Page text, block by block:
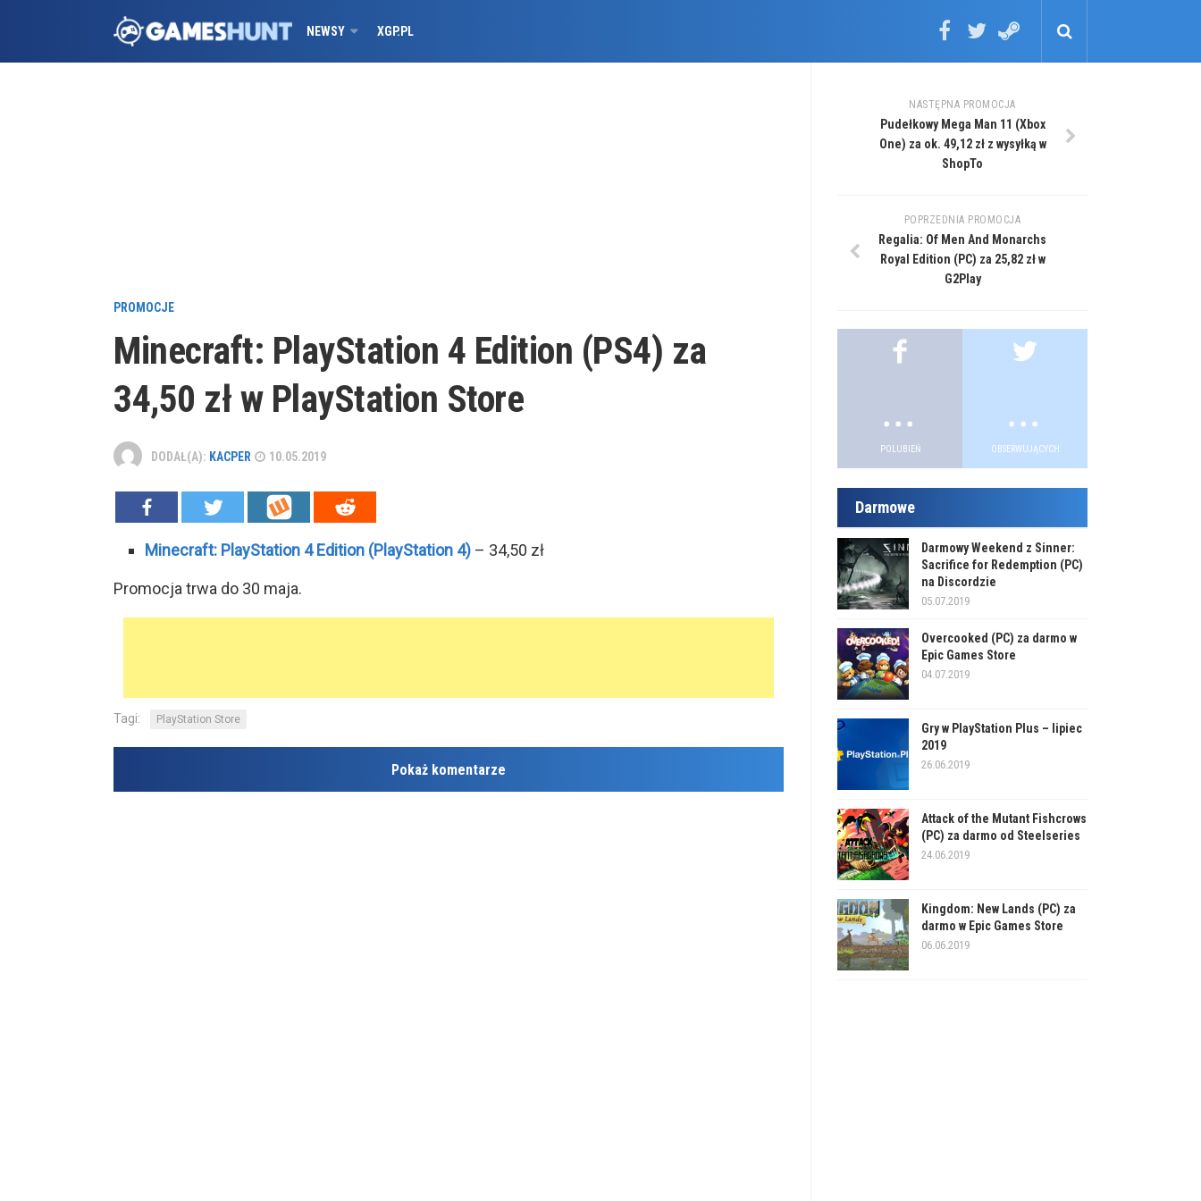
NEWSY XGP.PL
PROMOCJE
Minecraft: PlayStation 4 Edition (PS4) za
34,50 zł w PlayStation Store
DODAŁ(A): KACPER 10.05.2019
Minecraft: PlayStation 4 Edition (PlayStation 4) – 34,50 zł
Promocja trwa do 30 maja.
Tagi: PlayStation Store
Pokaż komentarze
NASTĘPNA PROMOCJA
Pudełkowy Mega Man 11 (Xbox
One) za ok. 49,12 zł z wysyłką w
ShopTo
POPRZEDNIA PROMOCJA
Regalia: Of Men And Monarchs
Royal Edition (PC) za 25,82 zł w
G2Play
..
POLUBIEŃ
..
OBSERWUJĄCYCH
Darmowe
Darmowy Weekend z Sinner:
Sacrifice for Redemption (PC)
na Discordzie
05.07.2019
Overcooked (PC) za darmo w
Epic Games Store
04.07.2019
Gry w PlayStation Plus – lipiec
2019
26.06.2019
Attack of the Mutant Fishcrows
(PC) za darmo od Steelseries
24.06.2019
Kingdom: New Lands (PC) za
darmo w Epic Games Store
06.06.2019